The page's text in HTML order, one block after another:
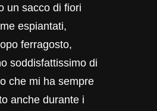
un sacco di fiori
espiantati,
ferragosto,
soddisfattissimo di
che mi ha sempre
anche durante i